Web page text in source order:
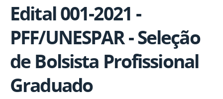
Edital 001-2021 -
PFF/UNESPAR - Seleção
de Bolsista Profissional
Graduado